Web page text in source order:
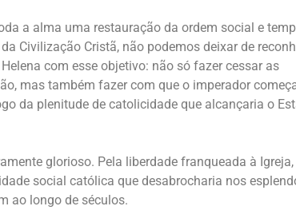
a alma uma restauração da ordem social e
Civilização Cristã, não podemos deixar de
com esse objetivo: não só fazer cessar as
mas também fazer com que o imperador
da plenitude de catolicidade que alcançaria o
glorioso. Pela liberdade franqueada à
social católica que desabrocharia nos
ao longo de séculos.